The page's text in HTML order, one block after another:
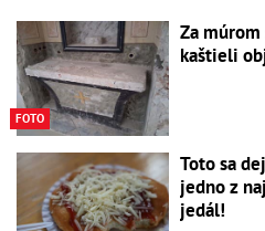
FOTO
Za
kaštieli
Toto sa
jedno z
jedál!